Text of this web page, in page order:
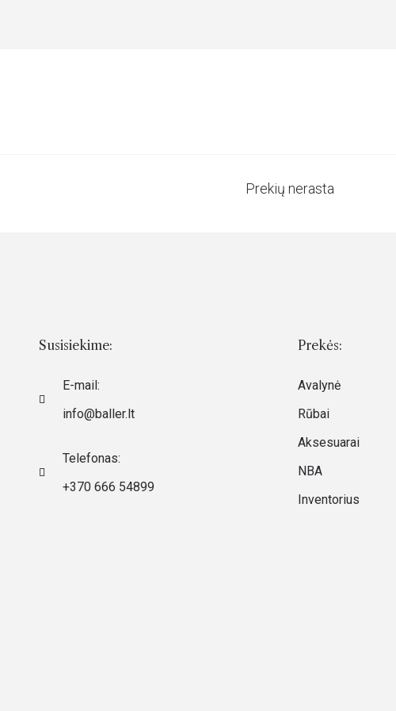
Prekių nerasta
Susisiekime:
E-mail:
info@baller.lt
Telefonas:
+370 666 54899
Prekės:
Avalynė
Rūbai
Aksesuarai
NBA
Inventorius